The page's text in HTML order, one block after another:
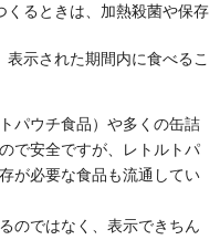
くるときは、加熱殺菌や保存
示された期間内に食べるこ
パウチ食品）や多くの缶詰
で安全ですが、レトルトパ
が必要な食品も流通してい
のではなく、表示できちん